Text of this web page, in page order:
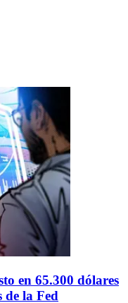
en 65.300 dólares
de la Fed